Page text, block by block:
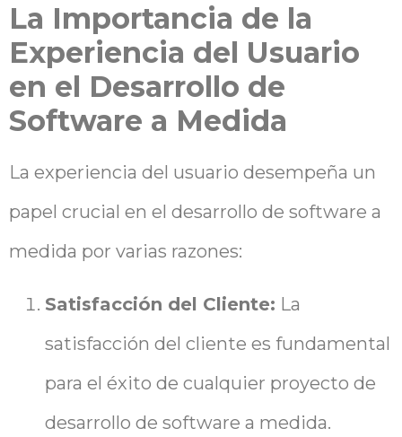
La Importancia de la
Experiencia del Usuario
en el Desarrollo de
Software a Medida
La experiencia del usuario desempeña un
papel crucial en el desarrollo de software a
medida por varias razones:
Satisfacción del Cliente: La
satisfacción del cliente es fundamental
para el éxito de cualquier proyecto de
desarrollo de software a medida.